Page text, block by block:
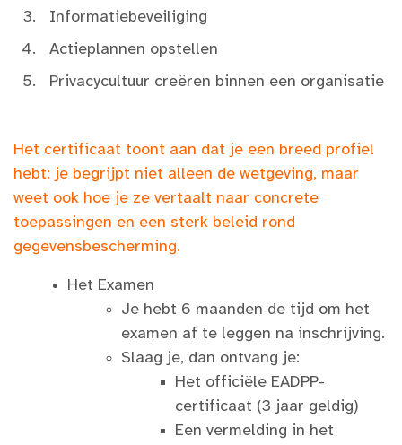
Informatiebeveiliging
Actieplannen opstellen
Privacycultuur creëren binnen een organisatie
Het certificaat toont aan dat je een breed profiel
hebt: je begrijpt niet alleen de wetgeving, maar
weet ook hoe je ze vertaalt naar concrete
toepassingen en een sterk beleid rond
gegevensbescherming.
Het Examen
Je hebt 6 maanden de tijd om het
examen af te leggen na inschrijving.
Slaag je, dan ontvang je:
Het officiële EADPP-
certificaat (3 jaar geldig)
Een vermelding in het